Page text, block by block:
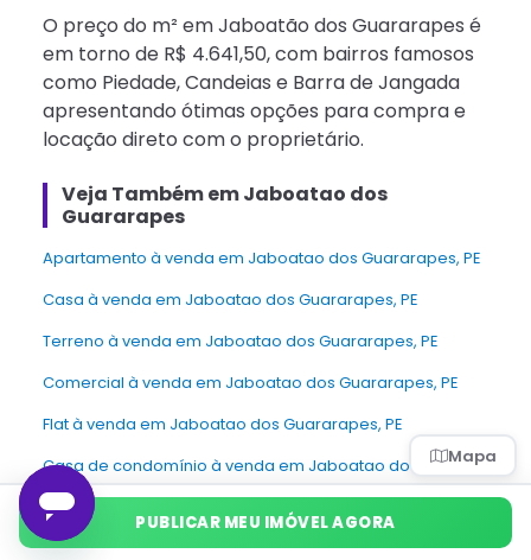
Mapa
O preço do m² em Jaboatão dos Guararapes é
em torno de R$ 4.641,50, com bairros famosos
como Piedade, Candeias e Barra de Jangada
apresentando ótimas opções para compra e
locação direto com o proprietário.
Veja Também em Jaboatao dos
Guararapes
apartamento à venda em Jaboatao dos Guararapes, PE
Casa à venda em Jaboatao dos Guararapes, PE
Terreno à venda em Jaboatao dos Guararapes, PE
Comercial à venda em Jaboatao dos Guararapes, PE
Flat à venda em Jaboatao dos Guararapes, PE
Casa de condomínio à venda em Jaboatao dos
Guararapes, PE
Sítio à venda em Jaboatao dos Guararapes, PE
PUBLICAR MEU IMÓVEL AGORA